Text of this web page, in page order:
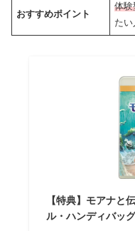
おすすめポイント
体験
たい
【特典】モアナと
ル・ハンディバッ